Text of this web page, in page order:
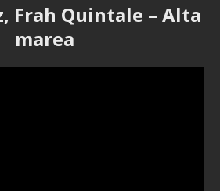
Frah Quintale – Alta
marea